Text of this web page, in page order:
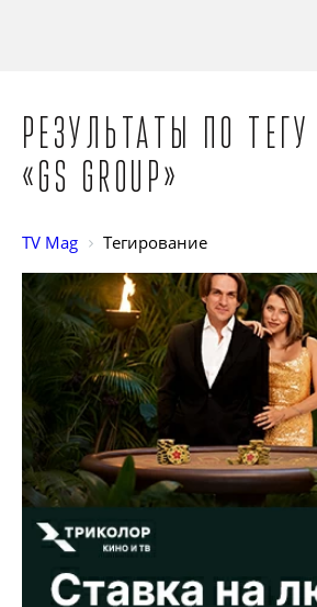
Результаты по тегу
«GS Group»
TV Mag Тегирование